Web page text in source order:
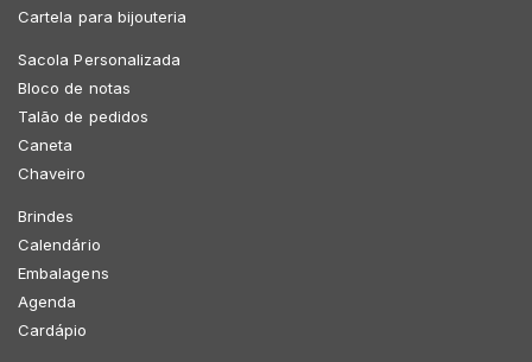
Cartela para bijouteria
Sacola Personalizada
Bloco de notas
Talão de pedidos
Caneta
Chaveiro
Brindes
Calendário
Embalagens
Agenda
Cardápio